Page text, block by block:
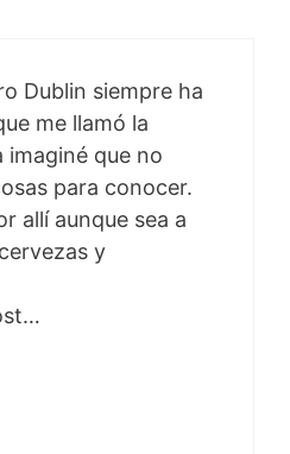
Dublin siempre ha
me llamó la
imaginé que no
para conocer.
allí aunque sea a
y